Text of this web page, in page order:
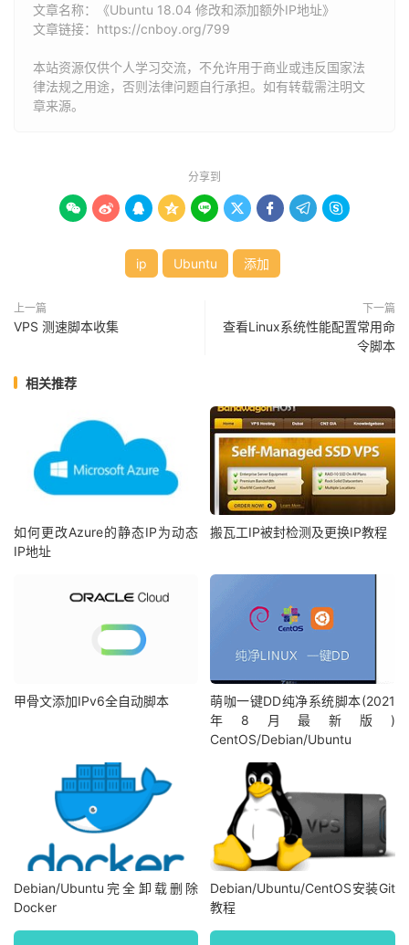
文章名称：《Ubuntu 18.04 修改和添加额外IP地址》
文章链接： https://cnboy.org/799
本站资源仅供个人学习交流，不允许用于商业或违反国家法
律法规之用途，否则法律问题自行承担。如有转载需注明文
章来源。
分享到
        
ip Ubuntu 添加
上一篇
VPS 测速脚本收集
下一篇
查看Linux系统性能配置常用命
令脚本
相关推荐
如何更改Azure的静态IP为动态
IP地址
搬瓦工IP被封检测及更换IP教程
甲骨文添加IPv6全自动脚本
萌咖一键DD纯净系统脚本(2021
年8月最新版)
CentOS/Debian/Ubuntu
Debian/Ubuntu完全卸载删除
Docker
Debian/Ubuntu/CentOS安装Git
教程